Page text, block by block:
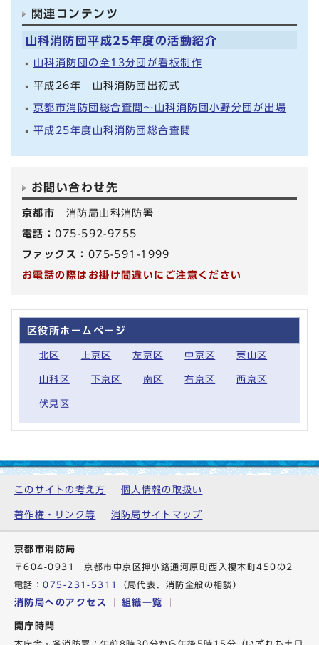
関連コンテンツ
山科消防団平成25年度の活動紹介
山科消防団の全13分団が看板制作
平成26年 山科消防団出初式
京都市消防団総合査閲～山科消防団小野分団が出場
平成25年度山科消防団総合査閲
お問い合わせ先
京都市 消防局山科消防署
電話：075-592-9755
ファックス： 075-591-1999
お電話の際はお掛け間違いにご注意ください
区役所ホームページ
北区 上京区 左京区 中京区 東山区
山科区 下京区 南区 右京区 西京区
伏見区
このサイトの考え方 個人情報の取扱い
著作権・リンク等 消防局サイトマップ
京都市消防局
〒604-0931 京都市中京区押小路通河原町西入榎木町450の2
電話：075-231-5311 （局代表、消防全般の相談）
消防局へのアクセス 組織一覧
開庁時間